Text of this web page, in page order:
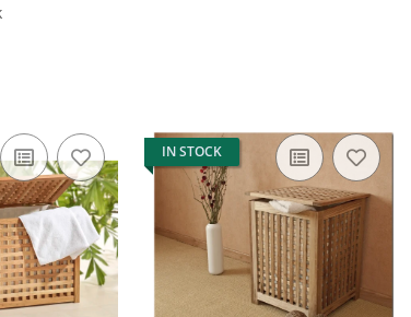
IN STOCK